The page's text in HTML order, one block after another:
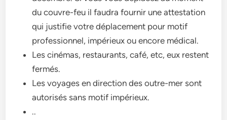
du couvre-feu il faudra fournir une attestation
qui justifie votre déplacement pour motif
professionnel, impérieux ou encore médical.
Les cinémas, restaurants, café, etc, eux restent
fermés.
Les voyages en direction des outre-mer sont
autorisés sans motif impérieux.
..